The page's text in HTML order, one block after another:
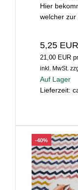
Hier
welcher zur
5,25 EUR
21,00 EUR
inkl. MwSt.
Auf Lager
Lieferzeit:
-40%